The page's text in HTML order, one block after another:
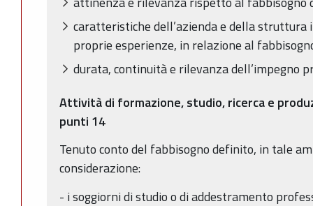
caratteristiche dell’azienda e della struttura
proprie esperienze, in relazione al
durata, continuità e rilevanza dell’impegno
Attività di formazione, studio, ricerca e
punti 14
Tenuto conto del fabbisogno definito, in tale
considerazione:
- i soggiorni di studio o di addestramento